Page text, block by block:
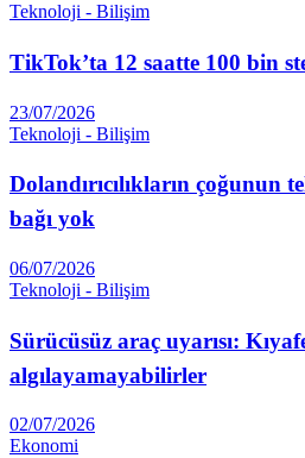
Teknoloji - Bilişim
TikTok’ta 12 saatte 100 bin
23/07/2026
Teknoloji - Bilişim
Dolandırıcılıkların çoğunun
bağı yok
06/07/2026
Teknoloji - Bilişim
Sürücüsüz araç uyarısı:
algılayamayabilirler
02/07/2026
Ekonomi